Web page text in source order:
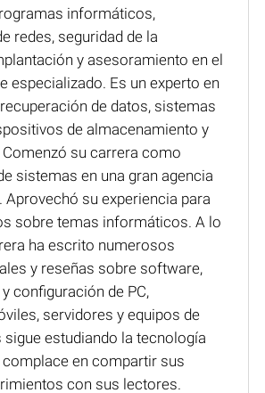
informáticos,
redes, seguridad de la
y asesoramiento en el
especializado. Es un experto en
de datos, sistemas
de almacenamiento y
su carrera como
sistemas en una gran agencia
Aprovechó su experiencia para
sobre temas informáticos. A lo
ha escrito numerosos
y reseñas sobre software,
configuración de PC,
servidores y equipos de
estudiando la tecnología
en compartir sus
con sus lectores.